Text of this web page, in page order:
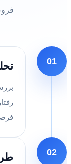
01
02